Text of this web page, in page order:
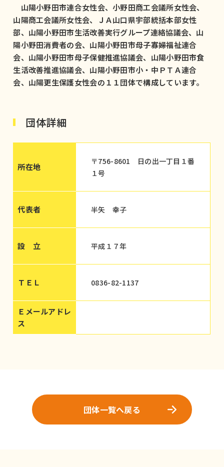
山陽小野田市連合女性会、小野田商工会議所女性会、
山陽商工会議所女性会、ＪＡ山口県宇部統括本部女性
部、山陽小野田市生活改善実行グループ連絡協議会、山
陽小野田消費者の会、山陽小野田市母子寡婦福祉連合
会、山陽小野田市母子保健推進協議会、山陽小野田市食
生活改善推進協議会、山陽小野田市小・中ＰＴＡ連合
会、山陽更生保護女性会の１１団体で構成しています。
団体詳細
所在地
〒756-8601 日の出一丁目１番
１号
代表者 半矢 幸子
設 立 平成１７年
ＴＥＬ 0836-82-1137
Ｅメールアドレ
ス
団体一覧へ戻る